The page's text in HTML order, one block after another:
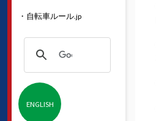
・自転車ルール.jp
ENGLISH